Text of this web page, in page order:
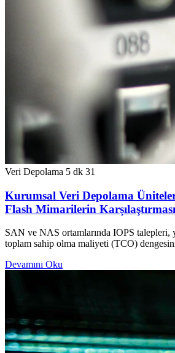
Veri Depolama 5 dk 31
Kurumsal Veri Depolama
Flash Mimarilerin Karşılaştırması
SAN ve NAS ortamlarında IOPS
toplam sahip olma maliyeti (TCO)
Devamını Oku